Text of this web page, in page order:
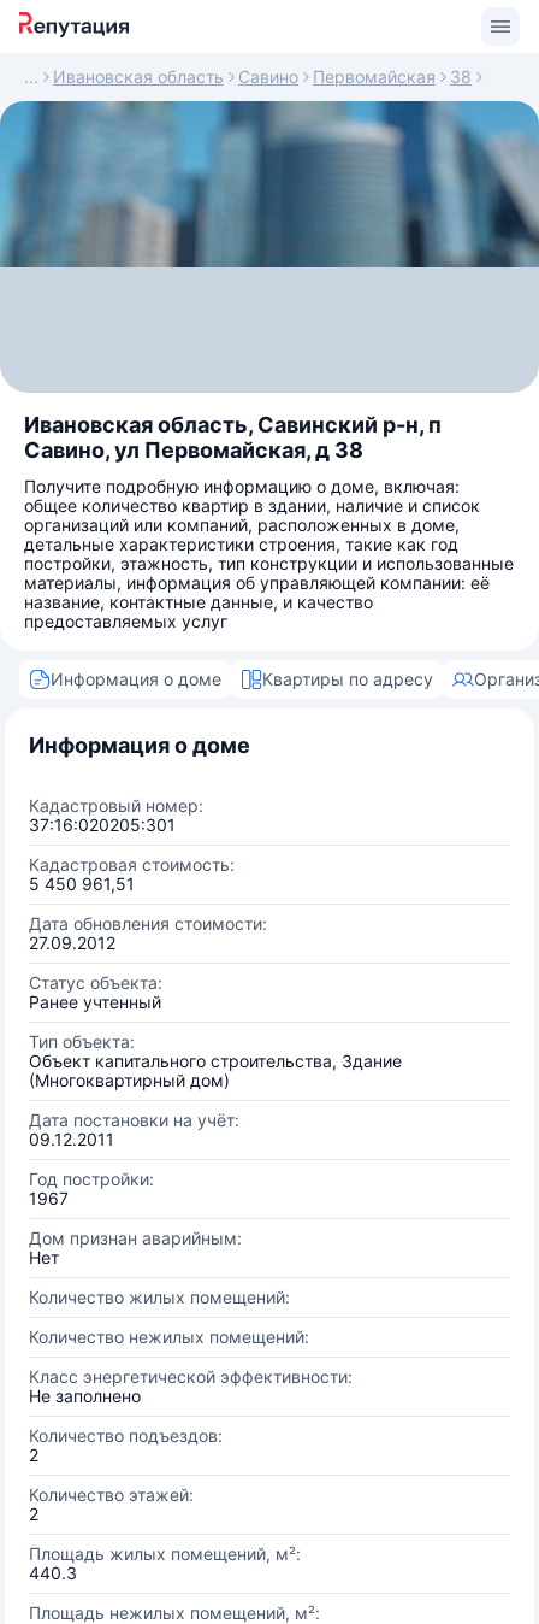
Ивановская область Савино Первомайская 38
Ивановская область, Савинский р-н, п
Савино, ул Первомайская, д 38
Получите подробную информацию о доме, включая:
общее количество квартир в здании, наличие и список
организаций или компаний, расположенных в доме,
детальные характеристики строения, такие как год
постройки, этажность, тип конструкции и использованные
материалы, информация об управляющей компании: её
название, контактные данные, и качество
предоставляемых услуг
Информация о доме Квартиры по адресу
Информация о доме
Кадастровый номер:
37:16:020205:301
Кадастровая стоимость:
5 450 961,51
Дата обновления стоимости:
27.09.2012
Статус объекта:
Ранее учтенный
Тип объекта:
Объект капитального строительства, Здание
(Многоквартирный дом)
Дата постановки на учёт:
09.12.2011
Год постройки:
1967
Дом признан аварийным:
Нет
Количество жилых помещений:
Количество нежилых помещений:
Класс энергетической эффективности:
Не заполнено
Количество подъездов:
2
Количество этажей:
2
Площадь жилых помещений, м²:
440.3
Площадь нежилых помещений, м²: